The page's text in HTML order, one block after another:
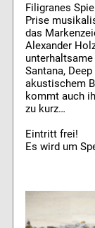
Filigranes
Prise
das
Alexander
Santana,
akustischem
kommt auch
zu kurz…
Eintritt frei!
Es wird um